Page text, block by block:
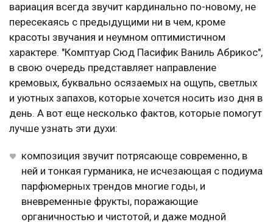
вариация всегда звучит кардинально по-новому, не
пересекаясь с предыдущими ни в чем, кроме
красоты звучания и неумном оптимистичном
характере. "Комптуар Сюд Пасифик Ваниль Абрикос",
в свою очередь представляет направление
кремовых, буквально осязаемых на ощупь, светлых
и уютных запахов, которые хочется носить изо дня в
день. А вот еще несколько фактов, которые помогут
лучше узнать эти духи:
композиция звучит потрясающе современно, в
ней и тонкая гурманика, не исчезающая с подиума
парфюмерных трендов многие годы, и
вневременные фрукты, поражающие
органичностью и чистотой, и даже модной